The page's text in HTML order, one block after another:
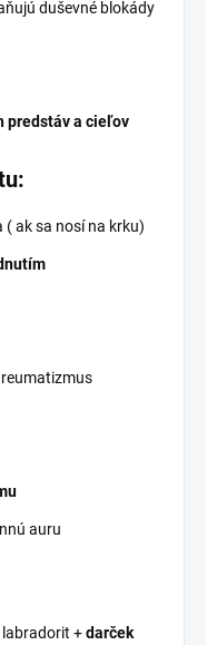
duševné blokády
predstáv a cieľov
ak sa nosí na krku)
auru
+darček